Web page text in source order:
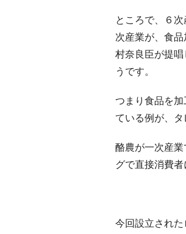
ところで、６
次産業が、食
村奈良臣が提
うです。
つまり食品を
ている例が、
酪農が一次産
グで直接消費者
今回設立され